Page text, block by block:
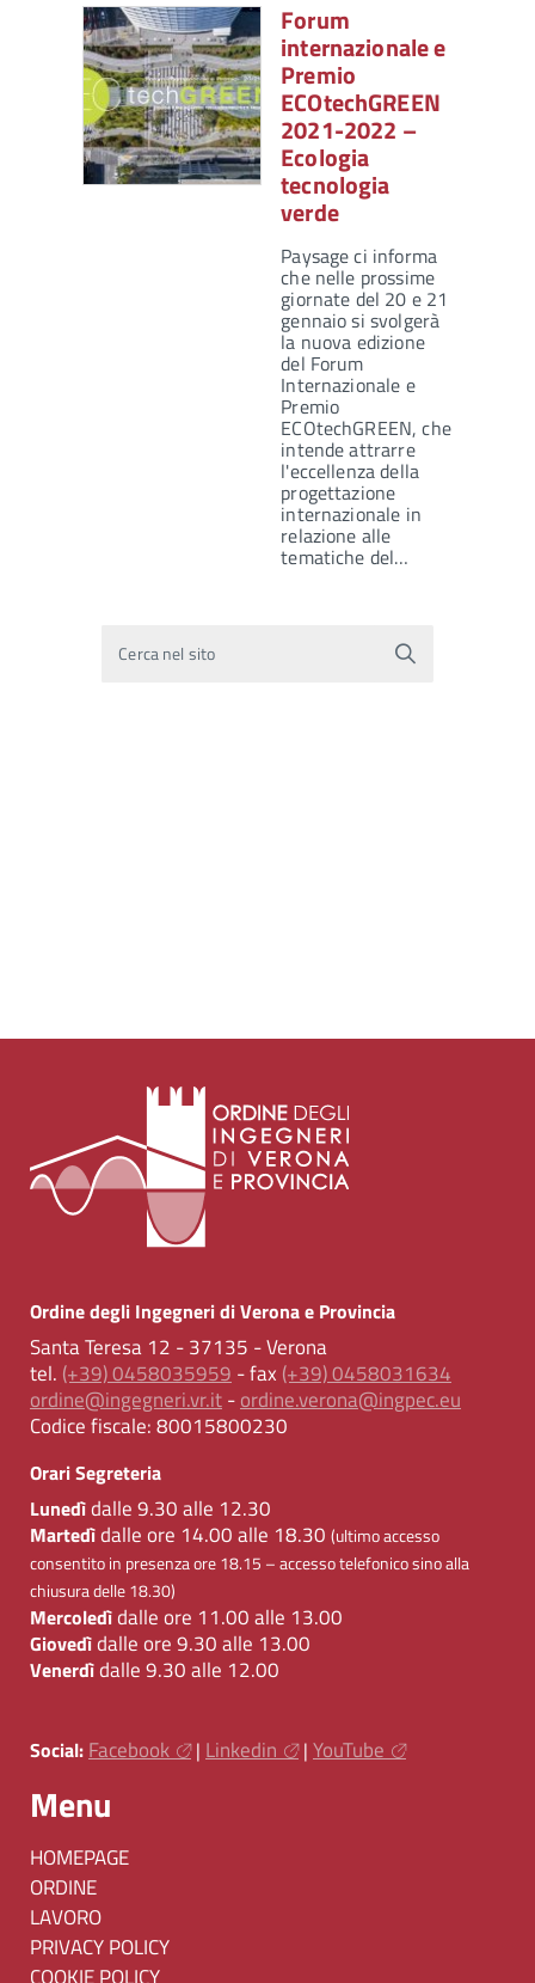
Forum
internazionale e
Premio
ECOtechGREEN
2021-2022 –
Ecologia
tecnologia
verde
Paysage ci informa
che nelle prossime
giornate del 20 e 21
gennaio si svolgerà
la nuova edizione
del Forum
Internazionale e
Premio
ECOtechGREEN, che
intende attrarre
l'eccellenza della
progettazione
internazionale in
relazione alle
tematiche del…
Cerca nel sito
Ordine degli Ingegneri di Verona e Provincia
Santa Teresa 12 - 37135 - Verona
tel. (+39) 0458035959 - fax (+39) 0458031634
ordine@ingegneri.vr.it-ordine.verona@ingpec.eu
Codice fiscale:80015800230
Orari Segreteria
Lunedìdalle 9.30 alle 12.30
Martedìdalle ore 14.00 alle 18.30 (ultimo accesso
consentito in presenza ore 18.15 – accesso telefonico sino alla
chiusura delle 18.30)
Mercoledìdalle ore 11.00 alle 13.00
Giovedìdalle ore 9.30 alle 13.00
Venerdìdalle 9.30 alle 12.00
Social: Facebook | Linkedin | YouTube
Menu
HOMEPAGE
ORDINE
LAVORO
PRIVACY POLICY
COOKIE POLICY